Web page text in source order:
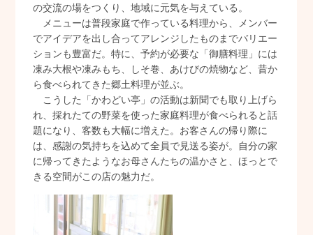
の交流の場をつくり、地域に元気を与えている。
メニューは普段家庭で作っている料理から、メンバー
でアイデアを出し合ってアレンジしたものまでバリエー
ションも豊富だ。特に、予約が必要な「御膳料理」には
凍み大根や凍みもち、しそ巻、あけびの焼物など、昔か
ら食べられてきた郷土料理が並ぶ。
こうした「かわどい亭」の活動は新聞でも取り上げら
れ、採れたての野菜を使った家庭料理が食べられると話
題になり、客数も大幅に増えた。お客さんの帰り際に
は、感謝の気持ちを込めて全員で見送る姿が。自分の家
に帰ってきたようなお母さんたちの温かさと、ほっとで
きる空間がこの店の魅力だ。